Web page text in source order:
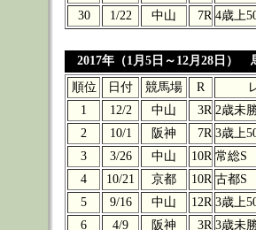
30
1/22 中山 7R 4歳上
2017年（1月5日～12月28日）
順位
日付 競馬場 R
1
12/2 中山 3R 2歳未
2
10/1 阪神 7R 3歳上
3
3/26 中山 10R 常総S
4
10/21 京都 10R 古都S
5
9/16 中山 12R 3歳上
6
4/9 阪神 3R 3歳未